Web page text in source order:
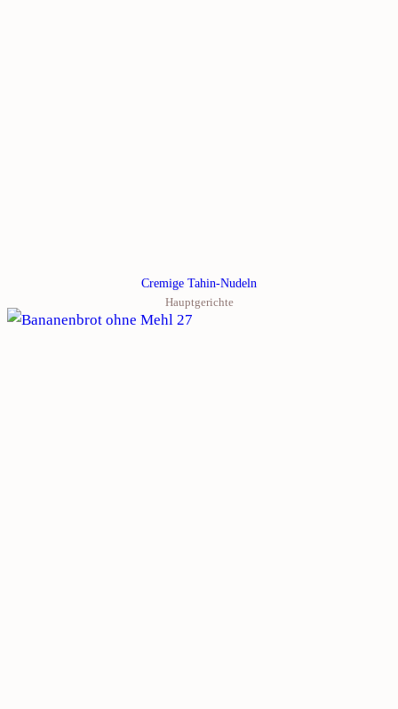
Cremige Tahin-Nudeln
Hauptgerichte